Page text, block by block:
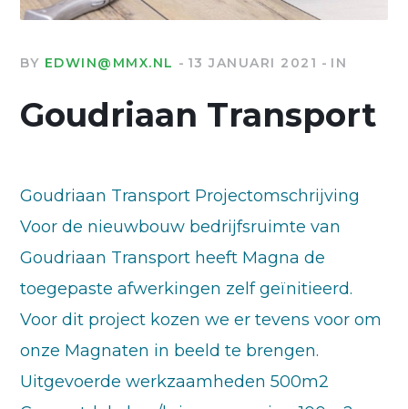
BY EDWIN@MMX.NL 13 JANUARI 2021 IN
Goudriaan Transport
Goudriaan Transport Projectomschrijving
Voor de nieuwbouw bedrijfsruimte van
Goudriaan Transport heeft Magna de
toegepaste afwerkingen zelf geïnitieerd.
Voor dit project kozen we er tevens voor om
onze Magnaten in beeld te brengen.
Uitgevoerde werkzaamheden 500m2